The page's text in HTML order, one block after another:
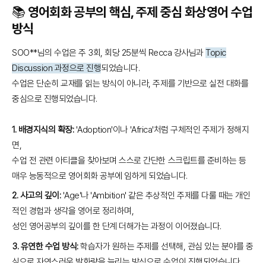
📚 영어회화 공부의 핵심, 주제 중심 화상영어 수업
방식
SOO**님의 수업은 주 3회, 회당 25분씩 Recca 강사님과Topic
Discussion 과정으로 진행되었습니다.
수업은 단순히 교재를 읽는 방식이 아니라, 주제를 기반으로 실전 대화를
중심으로 진행되었습니다.
1. 배경지식의 확장:'Adoption'이나 'Africa'처럼 구체적인 주제가 정해지
면,
수업 전 관련 아티클을 찾아보며 스스로 간단한 스크립트를 준비하는 등
매우 능동적으로 영어회화 공부에 임하게 되었습니다.
2. 사고의 깊이:'Age'나 'Ambition' 같은 추상적인 주제를 다룰 때는 개인
적인 경험과 생각을 영어로 정리하며,
성인 영어공부의 깊이를 한 단계 더해가는 과정이 이어졌습니다.
3. 유연한 수업 방식:학습자가 원하는 주제를 선택해, 관심 있는 분야를 중